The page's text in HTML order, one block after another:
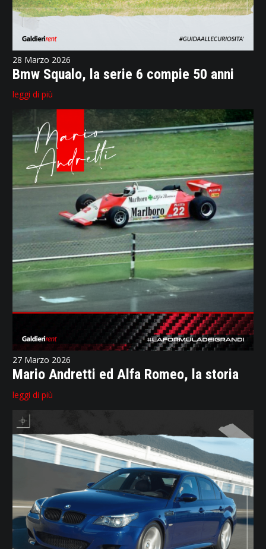
28 Marzo 2026
Bmw Squalo, la serie 6 compie 50 anni
leggi di più
27 Marzo 2026
Mario Andretti ed Alfa Romeo, la storia
leggi di più